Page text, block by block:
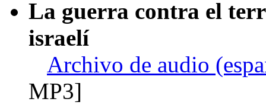
La guerra contra el
israelí
Archivo de audio
MP3]